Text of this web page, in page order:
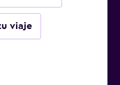
viaje